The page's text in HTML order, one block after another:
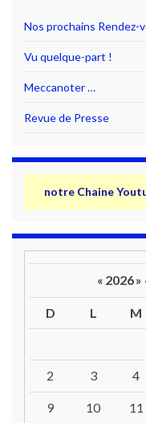
Nos prochains Rendez-
Vu quelque-part !
Meccanoter …
Revue de Presse
notre Chaine
« 2026»
D L M
2 3 4
9 10 11